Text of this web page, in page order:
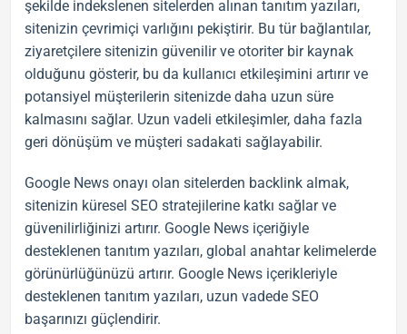
şekilde indekslenen sitelerden alınantanıtım yazıları,
sitenizin çevrimiçi varlığını pekiştirir. Bu tür bağlantılar,
ziyaretçilere sitenizin güvenilir ve otoriter bir kaynak
olduğunu gösterir, bu da kullanıcı etkileşimini artırır ve
potansiyel müşterilerin sitenizde daha uzun süre
kalmasını sağlar. Uzun vadeli etkileşimler, daha fazla
geri dönüşüm ve müşteri sadakati sağlayabilir.
Google News onayı olan sitelerden backlink almak,
sitenizin küreselSEO stratejilerine katkı sağlar ve
güvenilirliğinizi artırır. Google News içeriğiyle
desteklenentanıtım yazıları, global anahtar kelimelerde
görünürlüğünüzü artırır. Google News içerikleriyle
desteklenentanıtım yazıları, uzun vadedeSEO
başarınızı güçlendirir.